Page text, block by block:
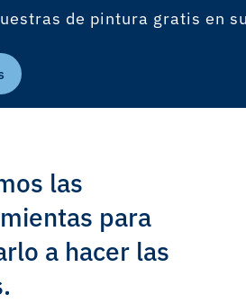
de pintura gratis en
las
para
a hacer las